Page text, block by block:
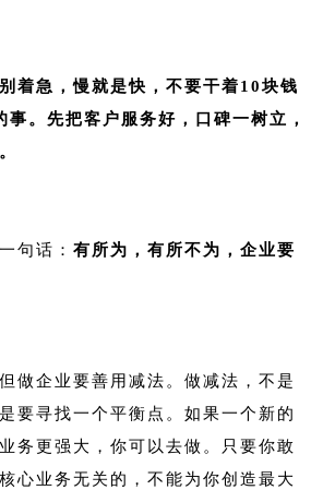
别着急，慢就是快，不要干着10块钱
事。先把客户服务好，口碑一树立，
句话： 有所为，有所不为，企业要
做企业要善用减法。做减法，不是
要寻找一个平衡点。如果一个新的
务更强大，你可以去做。只要你敢
心业务无关的，不能为你创造最大